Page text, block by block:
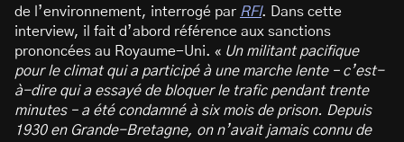
de l’environnement, interrogé par RFI. Dans cette
interview, il fait d’abord référence aux sanctions
prononcées au Royaume-Uni. « Un militant pacifique
pour le climat qui a participé à une marche lente – c’est-
à-dire qui a essayé de bloquer le trafic pendant trente
minutes – a été condamné à six mois de prison. Depuis
1930 en Grande-Bretagne, on n’avait jamais connu de